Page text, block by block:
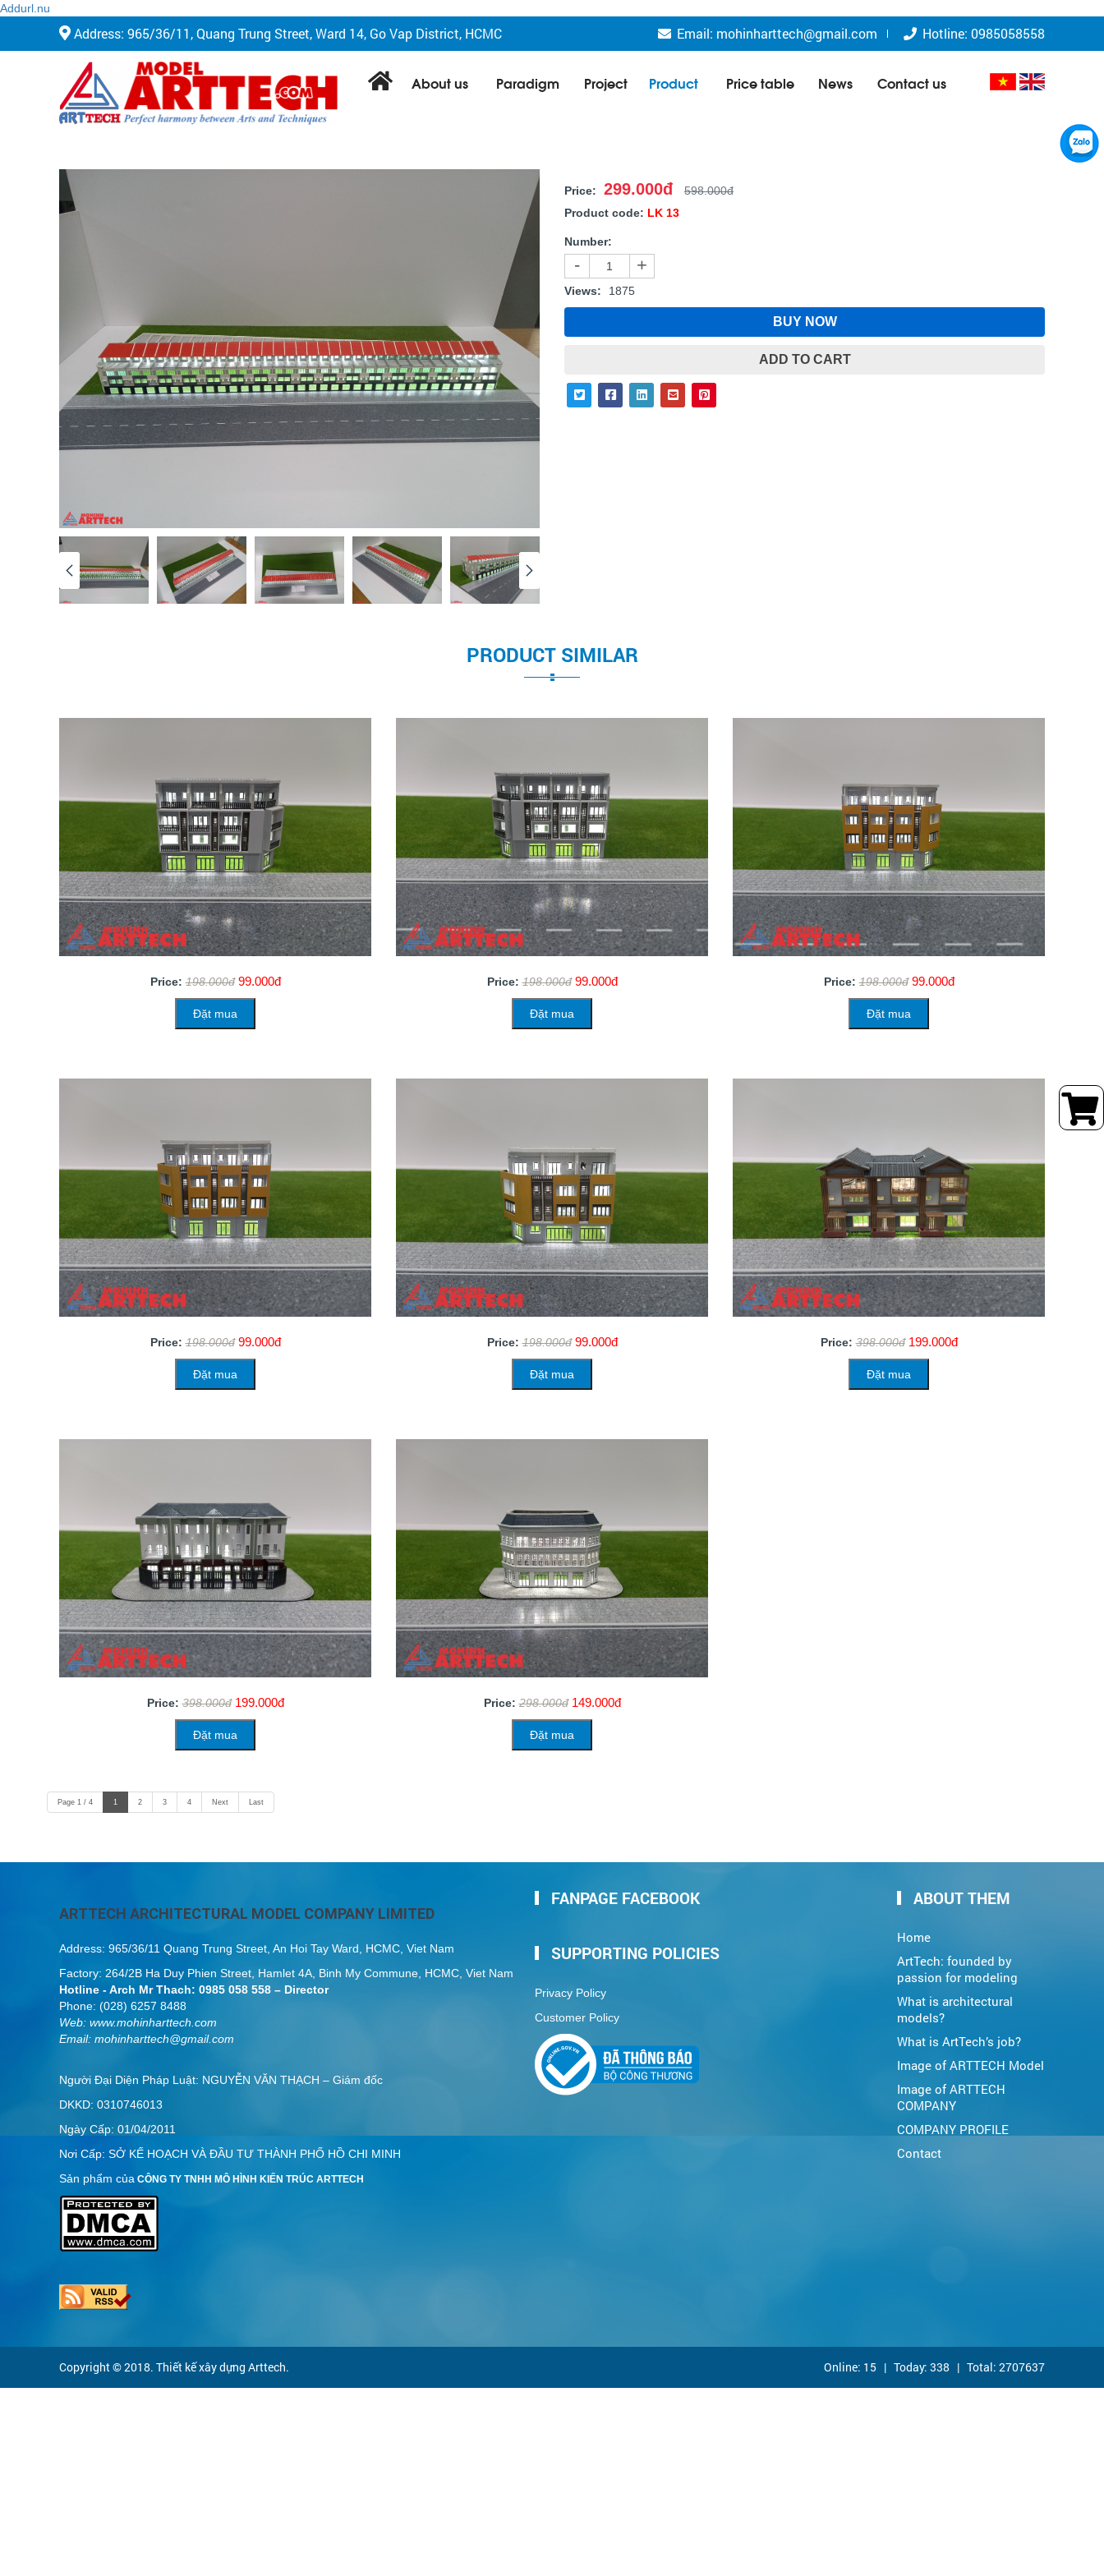
Addurl.nu
Address: 965/36/11, Quang Trung Street, Ward 14, Go Vap District, HCMC Email: mohinharttech@gmail.com Hotline: 0985058558
About us Paradigm Project Product Price table News Contact us
Price: 299.000đ
598.000đ
Product code: LK 13
Number:
- +
Views: 1875
BUY NOW
ADD TO CART
PRODUCT SIMILAR
Price: 198.000đ 99.000đ
Đặt mua
Price: 198.000đ 99.000đ
Đặt mua
Price: 198.000đ 99.000đ
Đặt mua
Price: 198.000đ 99.000đ
Đặt mua
Price: 198.000đ 99.000đ
Đặt mua
Price: 398.000đ 199.000đ
Đặt mua
Price: 398.000đ 199.000đ
Đặt mua
Price: 298.000đ 149.000đ
Đặt mua
Page 1 / 4 1 2 3 4 Next Last
ARTTECH ARCHITECTURAL MODEL COMPANY LIMITED
Address: 965/36/11 Quang Trung Street, An Hoi Tay Ward, HCMC, Viet Nam
Factory: 264/2B Ha Duy Phien Street, Hamlet 4A, Binh My Commune, HCMC, Viet Nam
Hotline - Arch Mr Thach: 0985 058 558 – Director
Phone: (028) 6257 8488
Web: www.mohinharttech.com
Email: mohinharttech@gmail.com
Người Đại Diện Pháp Luật: NGUYỄN VĂN THẠCH – Giám đốc
DKKD: 0310746013
Ngày Cấp: 01/04/2011
Nơi Cấp: SỞ KẾ HOẠCH VÀ ĐẦU TƯ THÀNH PHỐ HỒ CHI MINH
Sản phẩm của CÔNG TY TNHH MÔ HÌNH KIẾN TRÚC ARTTECH
FANPAGE FACEBOOK
SUPPORTING POLICIES
Privacy Policy
Customer Policy
ABOUT THEM
Home
ArtTech: founded by
passion for modeling
What is architectural
models?
What is ArtTech’s job?
Image of ARTTECH Model
Image of ARTTECH
COMPANY
COMPANY PROFILE
Contact
Copyright © 2018. Thiết kế xây dựng Arttech. Online: 15 | Today: 338 | Total: 2707637